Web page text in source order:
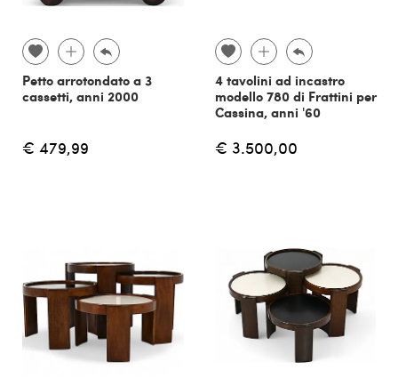
Petto arrotondato a 3
cassetti, anni 2000
€ 479,99
4 tavolini ad incastro
modello 780 di Frattini per
Cassina, anni '60
€ 3.500,00